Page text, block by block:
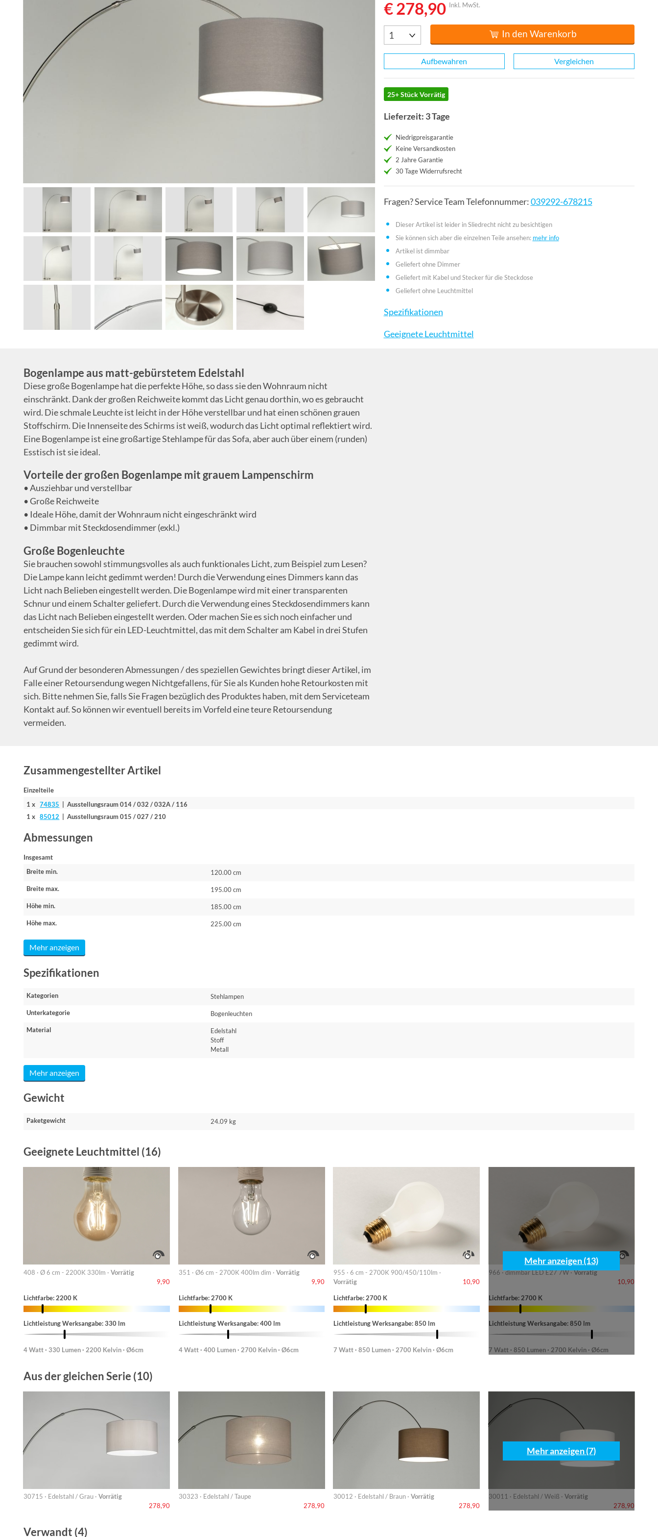
€ 278,90 Inkl. MwSt.
In den Warenkorb
Aufbewahren Vergleichen
25+ Stück Vorrätig
Lieferzeit: 3 Tage
Niedrigpreisgarantie
Keine Versandkosten
2 Jahre Garantie
30 Tage Widerrufsrecht
Fragen? Service Team Telefonnummer:039292-678215
Dieser Artikel ist leider in Sliedrecht nicht zu besichtigen
Sie können sich aber die einzelnen Teile ansehen: mehr info
Artikel ist dimmbar
Geliefert ohne Dimmer
Geliefert mit Kabel und Stecker für die Steckdose
Geliefert ohne Leuchtmittel
Spezifikationen
Geeignete Leuchtmittel
Bogenlampe aus matt-gebürstetem Edelstahl
Diese große Bogenlampe hat die perfekte Höhe, so dass sie den Wohnraum nicht
einschränkt. Dank der großen Reichweite kommt das Licht genau dorthin, wo es gebraucht
wird. Die schmale Leuchte ist leicht in der Höhe verstellbar und hat einen schönen grauen
Stoffschirm. Die Innenseite des Schirms ist weiß, wodurch das Licht optimal reflektiert wird.
Eine Bogenlampe ist eine großartige Stehlampe für das Sofa, aber auch über einem (runden)
Esstisch ist sie ideal.
Vorteile der großen Bogenlampe mit grauem Lampenschirm
• Ausziehbar und verstellbar
• Große Reichweite
• Ideale Höhe, damit der Wohnraum nicht eingeschränkt wird
• Dimmbar mit Steckdosendimmer (exkl.)
Große Bogenleuchte
Sie brauchen sowohl stimmungsvolles als auch funktionales Licht, zum Beispiel zum Lesen?
Die Lampe kann leicht gedimmt werden! Durch die Verwendung eines Dimmers kann das
Licht nach Belieben eingestellt werden. Die Bogenlampe wird mit einer transparenten
Schnur und einem Schalter geliefert. Durch die Verwendung eines Steckdosendimmers kann
das Licht nach Belieben eingestellt werden. Oder machen Sie es sich noch einfacher und
entscheiden Sie sich für ein LED-Leuchtmittel, das mit dem Schalter am Kabel in drei Stufen
gedimmt wird.
Auf Grund der besonderen Abmessungen / des speziellen Gewichtes bringt dieser Artikel, im
Falle einer Retoursendung wegen Nichtgefallens, für Sie als Kunden hohe Retourkosten mit
sich. Bitte nehmen Sie, falls Sie Fragen bezüglich des Produktes haben, mit dem Serviceteam
Kontakt auf. So können wir eventuell bereits im Vorfeld eine teure Retoursendung
vermeiden.
Zusammengestellter Artikel
Einzelteile
1 x74835 | Ausstellungsraum 014 / 032 / 032A / 116
1 x85012 | Ausstellungsraum 015 / 027 / 210
Abmessungen
Insgesamt
Breite min.
120.00 cm
Breite max. 195.00 cm
Höhe min. 185.00 cm
Höhe max. 225.00 cm
Mehr anzeigen
Spezifikationen
Kategorien Stehlampen
Unterkategorie Bogenleuchten
Material
Edelstahl
Stoff
Metall
Mehr anzeigen
Gewicht
Paketgewicht 24.09 kg
Geeignete Leuchtmittel (16)
408 · Ø 6 cm - 2200K 330lm · Vorrätig
9,90
Lichtfarbe: 2200 K
Lichtleistung Werksangabe: 330 lm
4 Watt · 330 Lumen · 2200 Kelvin · Ø6cm
351 · Ø6 cm - 2700K 400lm dim · Vorrätig
9,90
Lichtfarbe: 2700 K
Lichtleistung Werksangabe: 400 lm
4 Watt · 400 Lumen · 2700 Kelvin · Ø6cm
955 · 6 cm - 2700K 900/450/110lm ·
Vorrätig
10,90
Lichtfarbe: 2700 K
Lichtleistung Werksangabe: 850 lm
7 Watt · 850 Lumen · 2700 Kelvin · Ø6cm
966 · dimmbar LED E27 7W ·Vorrätig
10,90
Lichtfarbe: 2700 K
Lichtleistung Werksangabe: 850 lm
7 Watt · 850 Lumen · 2700 Kelvin · Ø6cm
Mehr anzeigen (13)
Aus der gleichen Serie (10)
30715 · Edelstahl / Grau · Vorrätig
278,90
30323 · Edelstahl / Taupe
278,90
30012 · Edelstahl / Braun · Vorrätig
278,90
30011 · Edelstahl / Weiß · Vorrätig
278,90
Mehr anzeigen (7)
Verwandt (4)